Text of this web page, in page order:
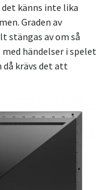
känns inte lika
Graden av
stängas av om så
händelser i spelet
då krävs det att